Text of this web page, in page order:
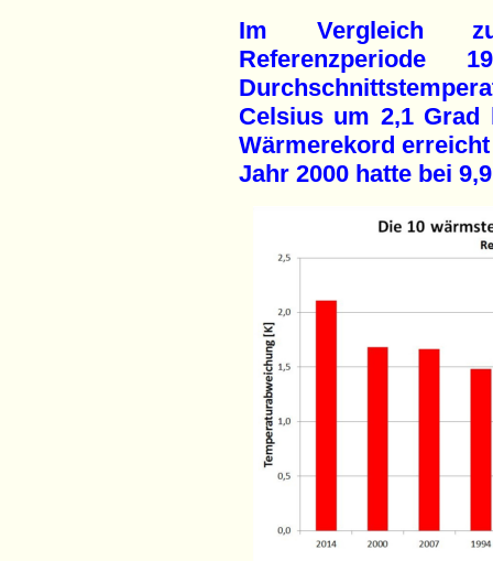
Im Vergleich
Celsius um 2,1 Grad
Wärmerekord
Jahr 2000 hatte bei